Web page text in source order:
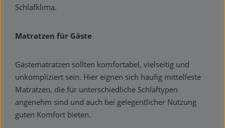
Schlafklima.
Matratzen für Gäste
Gästematratzen sollten komfortabel, vielseitig und
unkompliziert sein. Hier eignen sich häufig mittelfeste
Matratzen, die für unterschiedliche Schlaftypen
angenehm sind und auch bei gelegentlicher Nutzung
guten Komfort bieten.